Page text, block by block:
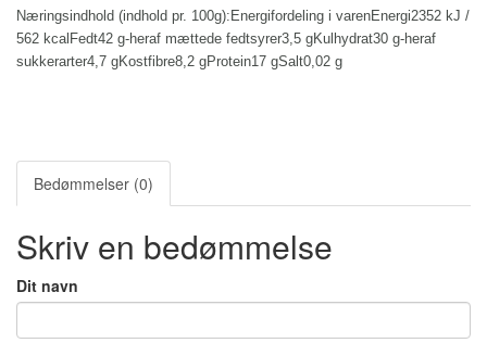
Næringsindhold (indhold pr. 100g):Energifordeling i varenEnergi2352 kJ /
562 kcalFedt42 g-heraf mættede fedtsyrer3,5 gKulhydrat30 g-heraf
sukkerarter4,7 gKostfibre8,2 gProtein17 gSalt0,02 g
Bedømmelser (0)
Skriv en bedømmelse
Dit navn